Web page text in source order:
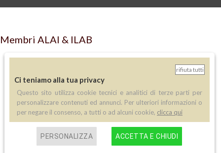
Membri ALAI & ILAB
LIBRERIA ANTIQUARIA PERINI
via A.Sciesa 11
37122 Verona
P.IVA: IT 02713140230
rifiuta tutti
Ci teniamo alla tua privacy
Questo sito utilizza cookie tecnici e analitici di terze parti per
personalizzare contenuti ed annunci. Per ulteriori informazioni o
per negare il consenso, a tutti o ad alcuni cookie, clicca qui
PERSONALIZZA ACCETTA E CHIUDI